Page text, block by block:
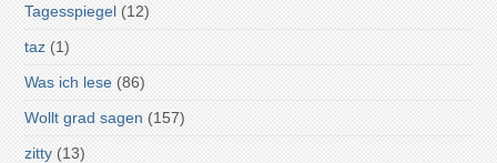
Tagesspiegel (12)
taz (1)
Was ich lese (86)
Wollt grad sagen (157)
zitty (13)